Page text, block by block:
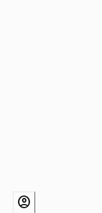
account_circle